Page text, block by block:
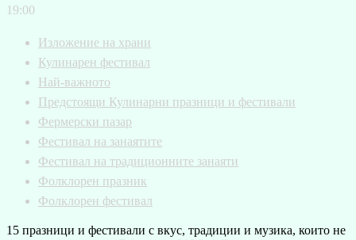
19:00
Изложение на храни
Кулинарен фестивал
Най-важното
Предстоящи Кулинарни празници и фестивали
Фермерски пазар
Фестивал на занаятите
Фестивал на традиционните занаяти
Фолклорен празник
Фолклорен фестивал
15 празници и фестивали с вкус, традиции и музика, които не